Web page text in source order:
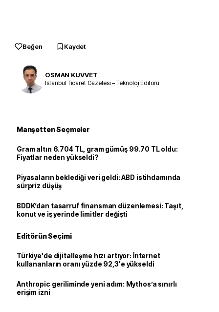
Beğen Kaydet
OSMAN KUVVET
İstanbul Ticaret Gazetesi – Teknoloji Editörü
Manşetten Seçmeler
Gram altın 6.704 TL, gram gümüş 99.70 TL oldu:
Fiyatlar neden yükseldi?
Piyasaların beklediği veri geldi: ABD istihdamında
sürpriz düşüş
BDDK’dan tasarruf finansman düzenlemesi: Taşıt,
konut ve iş yerinde limitler değişti
Editörün Seçimi
Türkiye'de dijitalleşme hızı artıyor: İnternet
kullananların oranı yüzde 92,3'e yükseldi
Anthropic geriliminde yeni adım: Mythos’a sınırlı
erişim izni